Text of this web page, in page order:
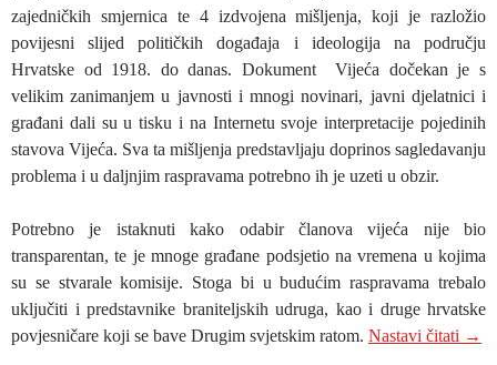
zajedničkih smjernica te 4 izdvojena mišljenja, koji je razložio
povijesni slijed političkih događaja i ideologija na području
Hrvatske od 1918. do danas. Dokument Vijeća dočekan je s
velikim zanimanjem u javnosti i mnogi novinari, javni djelatnici i
građani dali su u tisku i na Internetu svoje interpretacije pojedinih
stavova Vijeća. Sva ta mišljenja predstavljaju doprinos sagledavanju
problema i u daljnjim raspravama potrebno ih je uzeti u obzir.
Potrebno je istaknuti kako odabir članova vijeća nije bio
transparentan, te je mnoge građane podsjetio na vremena u kojima
su se stvarale komisije. Stoga bi u budućim raspravama trebalo
uključiti i predstavnike braniteljskih udruga, kao i druge hrvatske
povjesničare koji se bave Drugim svjetskim ratom. Nastavi čitati →